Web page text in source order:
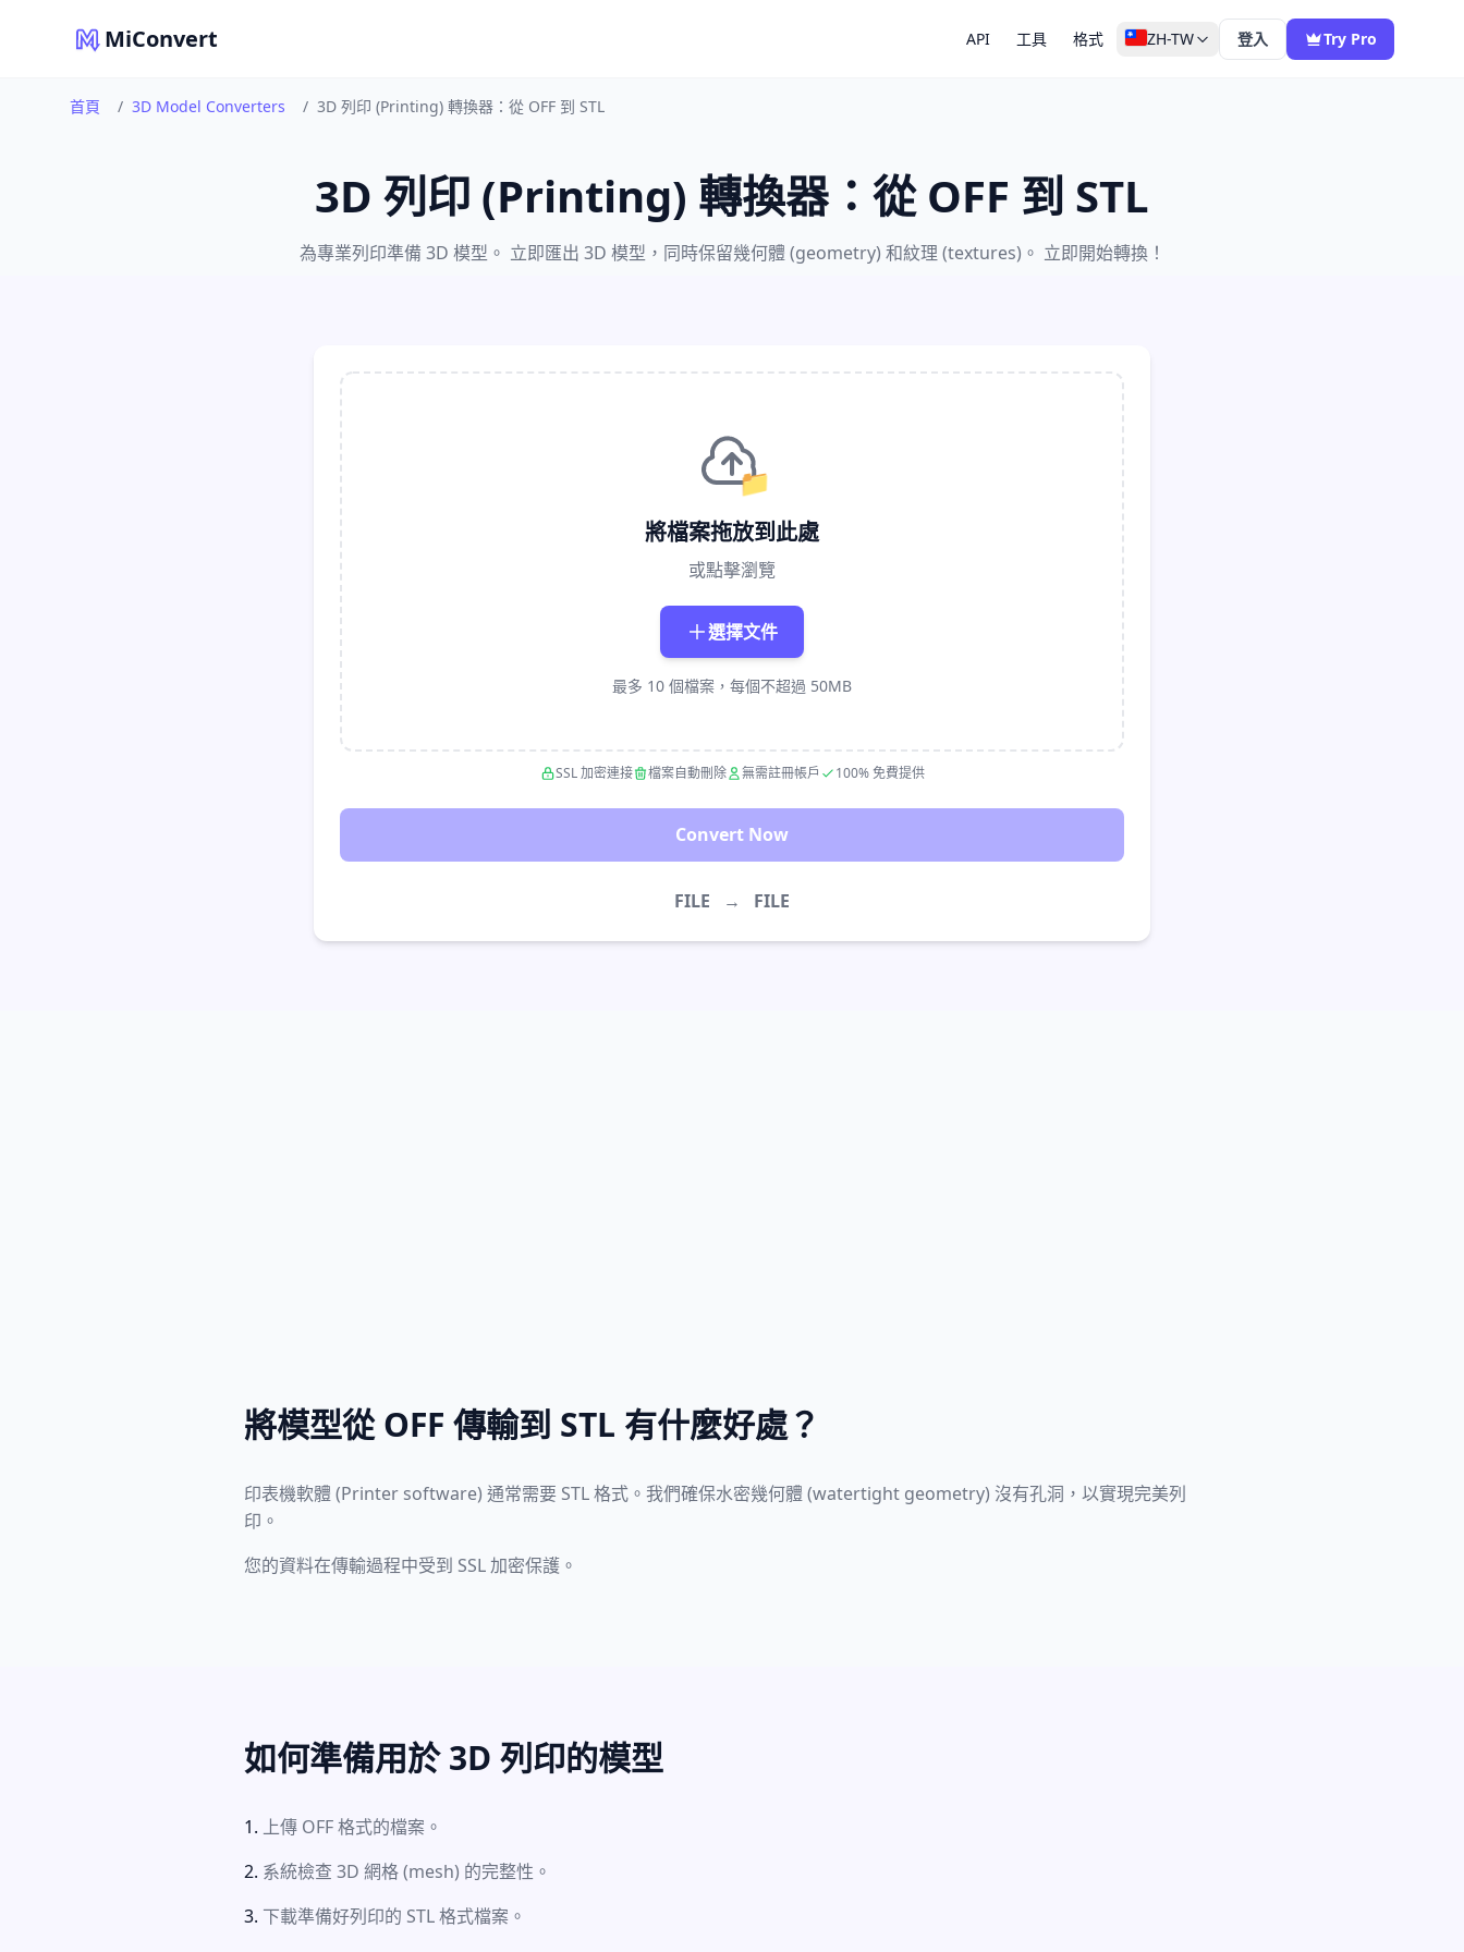
MiConvert API 工具 格式 ZH-TW 登入 Try Pro
首頁 / 3D Model Converters / 3D 列印 (Printing) 轉換器：從 OFF 到 STL
3D 列印 (Printing) 轉換器：從 OFF 到 STL
為專業列印準備 3D 模型。 立即匯出 3D 模型，同時保留幾何體 (geometry) 和紋理 (textures)。 立即開始轉換！
📁
將檔案拖放到此處
或點擊瀏覽
選擇文件
最多 10 個檔案，每個不超過 50MB
SSL 加密連接 檔案自動刪除 無需註冊帳戶 100% 免費提供
Convert Now
FILE → FILE
將模型從 OFF 傳輸到 STL 有什麼好處？
印表機軟體 (Printer software) 通常需要 STL 格式。我們確保水密幾何體 (watertight geometry) 沒有孔洞，以實現完美列
印。
您的資料在傳輸過程中受到 SSL 加密保護。
如何準備用於 3D 列印的模型
上傳 OFF 格式的檔案。
系統檢查 3D 網格 (mesh) 的完整性。
下載準備好列印的 STL 格式檔案。